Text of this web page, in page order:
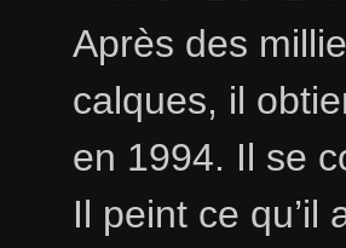
Après des
calques, il
en 1994. Il se
Il peint ce qu’il